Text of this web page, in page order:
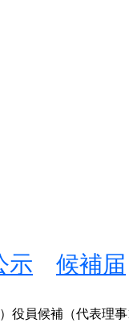
示 候補届
役員候補（代表理